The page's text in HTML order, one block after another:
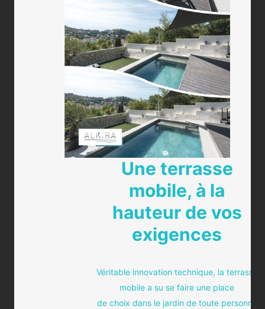
Une terrasse
mobile, à la
hauteur de vos
exigences
Véritable innovation technique, la terrasse
mobile a su se faire une place
de choix dans le jardin de toute personne